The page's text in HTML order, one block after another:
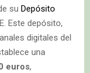
su Depósito
Este depósito,
digitales del
una
euros,